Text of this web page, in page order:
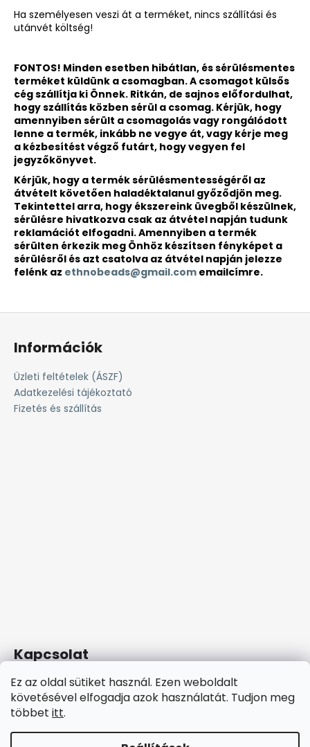
Ez az oldal sütiket használ. Ezen weboldalt
követésével elfogadja azok használatát. Tudjon meg
többet itt.
Ha személyesen veszi át a terméket, nincs szállítási és
utánvét költség!
FONTOS! Minden esetben hibátlan, és sérülésmentes
terméket küldünk a csomagban. A csomagot külsős
cég szállítja ki Önnek. Ritkán, de sajnos előfordulhat,
hogy szállítás közben sérül a csomag. Kérjük, hogy
amennyiben sérült a csomagolás vagy rongálódott
lenne a termék, inkább ne vegye át, vagy kérje meg
a kézbesítést végző futárt, hogy vegyen fel
jegyzőkönyvet.
Kérjük, hogy a termék sérülésmentességéről az
átvételt követően haladéktalanul győződjön meg.
Tekintettel arra, hogy ékszereink üvegből készülnek,
sérülésre hivatkozva csak az átvétel napján tudunk
reklamációt elfogadni. Amennyiben a termék
sérülten érkezik meg Önhöz készítsen fényképet a
sérülésről és azt csatolva az átvétel napján jelezze
felénk az ethnobeads@gmail.com emailcímre.
Információk
Üzleti feltételek (ÁSZF)
Adatkezelési tájékoztató
Fizetés és szállítás
Kapcsolat
ethnobeads@gmail.com
+36 20 5367913
Facebook Ethnobeads
ethnobeads/